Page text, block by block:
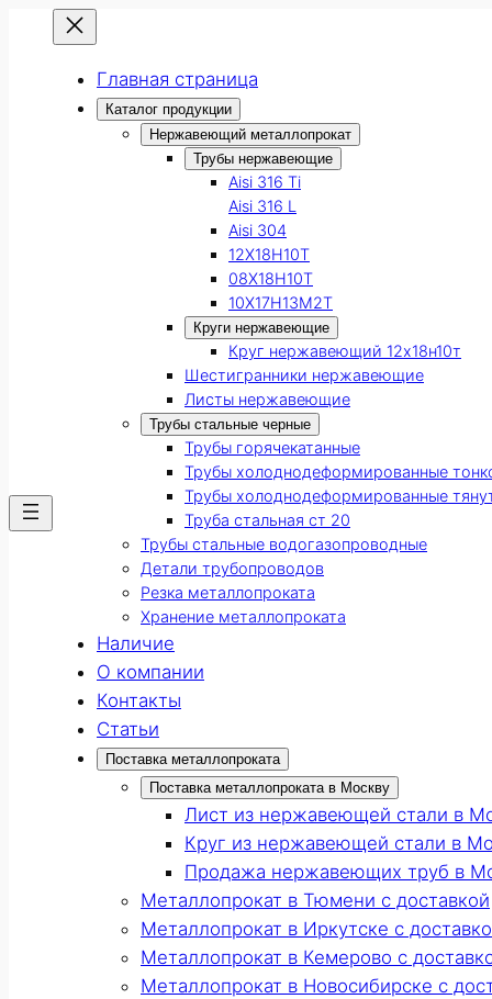
Главная страница
Каталог продукции
Нержавеющий металлопрокат
Трубы нержавеющие
Aisi 316 Ti
Aisi 316 L
Aisi 304
12Х18Н10Т
08Х18Н10Т
10Х17Н13М2Т
Круги нержавеющие
Круг нержавеющий 12х18н10т
Шестигранники нержавеющие
Листы нержавеющие
Трубы стальные черные
Трубы горячекатанные
Трубы холоднодеформированные
Трубы холоднодеформированные
Труба стальная ст 20
Трубы стальные водогазопроводные
Детали трубопроводов
Резка металлопроката
Хранение металлопроката
Наличие
О компании
Контакты
Статьи
Поставка металлопроката
Поставка металлопроката в Москву
Лист из нержавеющей стали в
Круг из нержавеющей стали в
Продажа нержавеющих труб в
Металлопрокат в Тюмени с доставкой
Металлопрокат в Иркутске с
Металлопрокат в Кемерово с
Металлопрокат в Новосибирске с